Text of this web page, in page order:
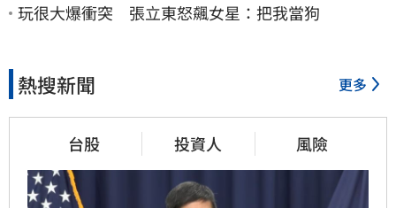
玩很大爆衝突 張立東怒飆女星：把我當狗
熱搜新聞 更多
台股 投資人 風險